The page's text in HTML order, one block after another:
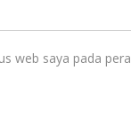
web saya pada